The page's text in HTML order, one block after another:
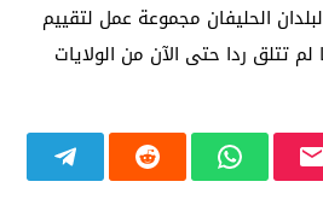
الحليفان مجموعة عمل لتقييم
إس-400 لكنها لم تتلق ردا حتى الآن من الولايات